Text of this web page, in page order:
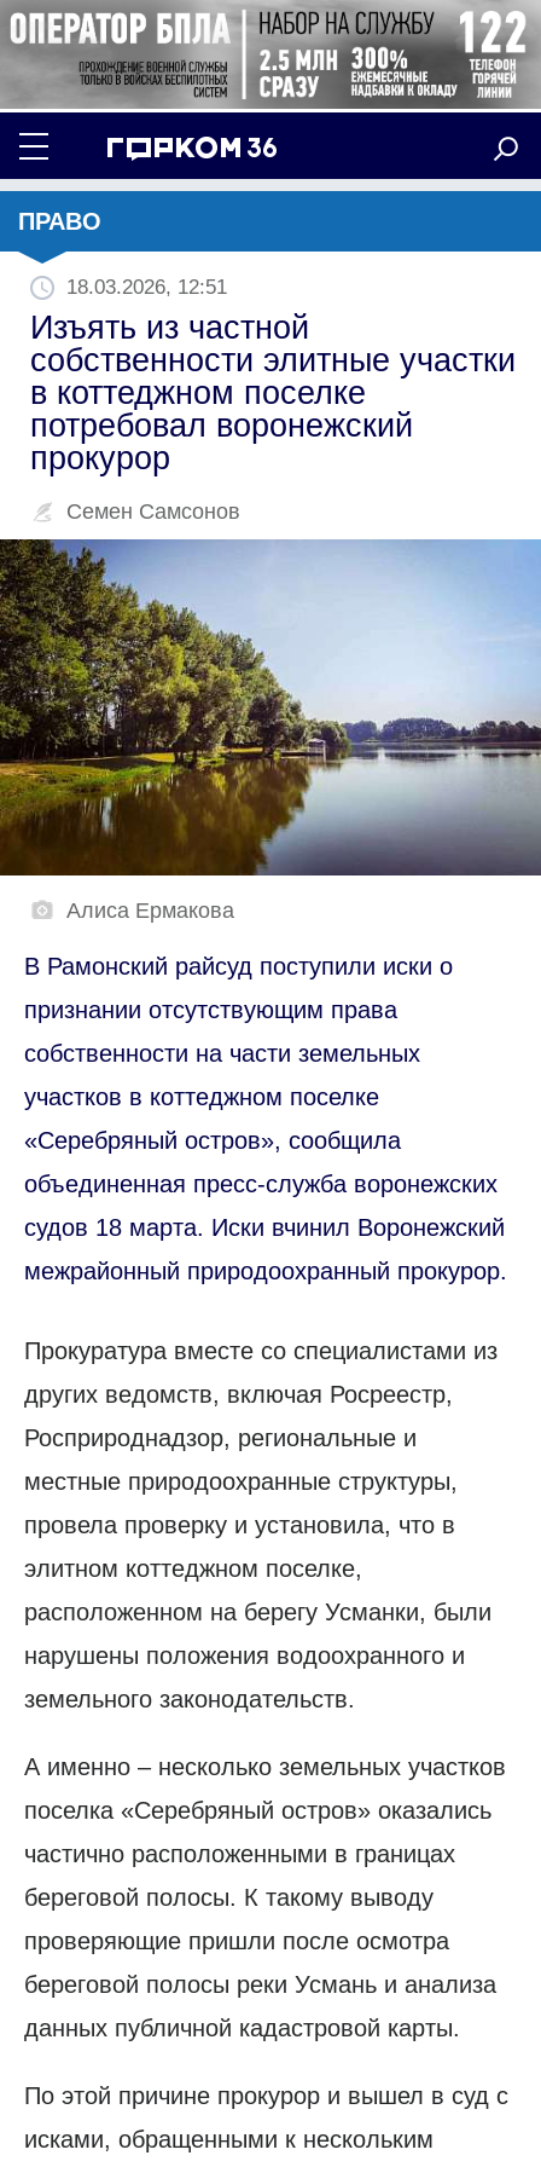
ПРАВО
18.03.2026, 12:51
Изъять из частной
собственности элитные участки
в коттеджном поселке
потребовал воронежский
прокурор
Семен Самсонов
Алиса Ермакова
В Рамонский райсуд поступили иски о
признании отсутствующим права
собственности на части земельных
участков в коттеджном поселке
«Серебряный остров», сообщила
объединенная пресс-служба воронежских
судов 18 марта. Иски вчинил Воронежский
межрайонный природоохранный прокурор.
Прокуратура вместе со специалистами из
других ведомств, включая Росреестр,
Росприроднадзор, региональные и
местные природоохранные структуры,
провела проверку и установила, что в
элитном коттеджном поселке,
расположенном на берегу Усманки, были
нарушены положения водоохранного и
земельного законодательств.
А именно – несколько земельных участков
поселка «Серебряный остров» оказались
частично расположенными в границах
береговой полосы. К такому выводу
проверяющие пришли после осмотра
береговой полосы реки Усмань и анализа
данных публичной кадастровой карты.
По этой причине прокурор и вышел в суд с
исками, обращенными к нескольким